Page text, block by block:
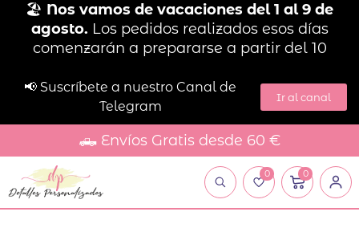
🏖️ Nos vamos de vacaciones del 1 al 9 de
agosto. Los pedidos realizados esos días
comenzarán a prepararse a partir del 10
📢 Suscríbete a nuestro Canal de
Telegram
Ir al canal
🛻 Envíos Gratis desde 60 €
0 0